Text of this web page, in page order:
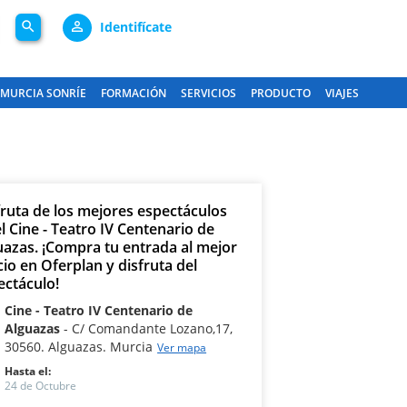
search person_outline Identifícate
MURCIA SONRÍE FORMACIÓN SERVICIOS PRODUCTO VIAJES
de los mejores espectáculos
Cine - Teatro IV Centenario de
¡Compra tu entrada al mejor
en Oferplan y disfruta del
Cine - Teatro IV Centenario de
Alguazas
C/ Comandante Lozano,17,
30560. Alguazas. Murcia Ver mapa
Hasta el:
24 de Octubre